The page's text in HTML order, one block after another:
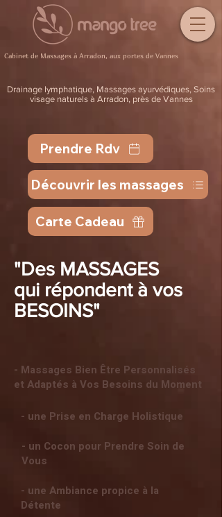
Cabinet de Massages à Arradon, aux portes de Vannes
Drainage lymphatique, Massages ayurvédiques, Soins
visage naturels à Arradon, près de Vannes
Prendre Rdv
Découvrir les massages
Carte Cadeau
"Des MASSAGES
qui répondent à vos
BESOINS"
- Massages Bien Être Personnalisés
et Adaptés à Vos Besoins du Moment
- une Prise en Charge Holistique
- un Cocon pour Prendre Soin de
Vous
- une Ambiance propice à la
Détente